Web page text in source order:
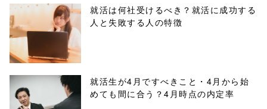
parts/sns-
buttons.php on
line10
/1039885"
onclick="windo
就活は何社受けるべき？就活に成功する
人と失敗する人の特徴
就活生が4月ですべきこと・4月から始
めても間に合う？4月時点の内定率